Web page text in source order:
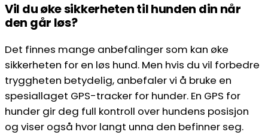
Vil du øke sikkerheten til hunden din når
den går løs?
Det finnes mange anbefalinger som kan øke
sikkerheten for en løs hund. Men hvis du vil forbedre
tryggheten betydelig, anbefaler vi å bruke en
spesiallaget GPS-tracker for hunder. En GPS for
hunder gir deg full kontroll over hundens posisjon
og viser også hvor langt unna den befinner seg.